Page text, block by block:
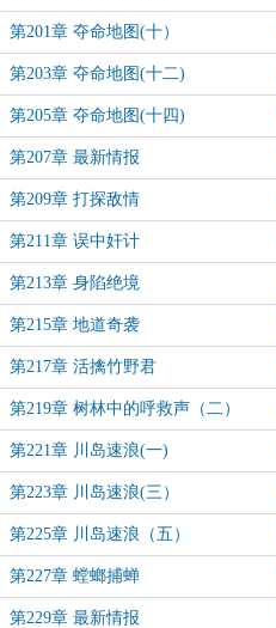
第201章 夺命地图(十）
第203章 夺命地图(十二)
第205章 夺命地图(十四)
第207章 最新情报
第209章 打探敌情
第211章 误中奸计
第213章 身陷绝境
第215章 地道奇袭
第217章 活擒竹野君
第219章 树林中的呼救声（二）
第221章 川岛速浪(一)
第223章 川岛速浪(三）
第225章 川岛速浪（五）
第227章 螳螂捕蝉
第229章 最新情报